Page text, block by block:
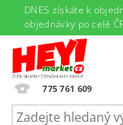
DNES získáte k
objednávky po celé
775 761 609